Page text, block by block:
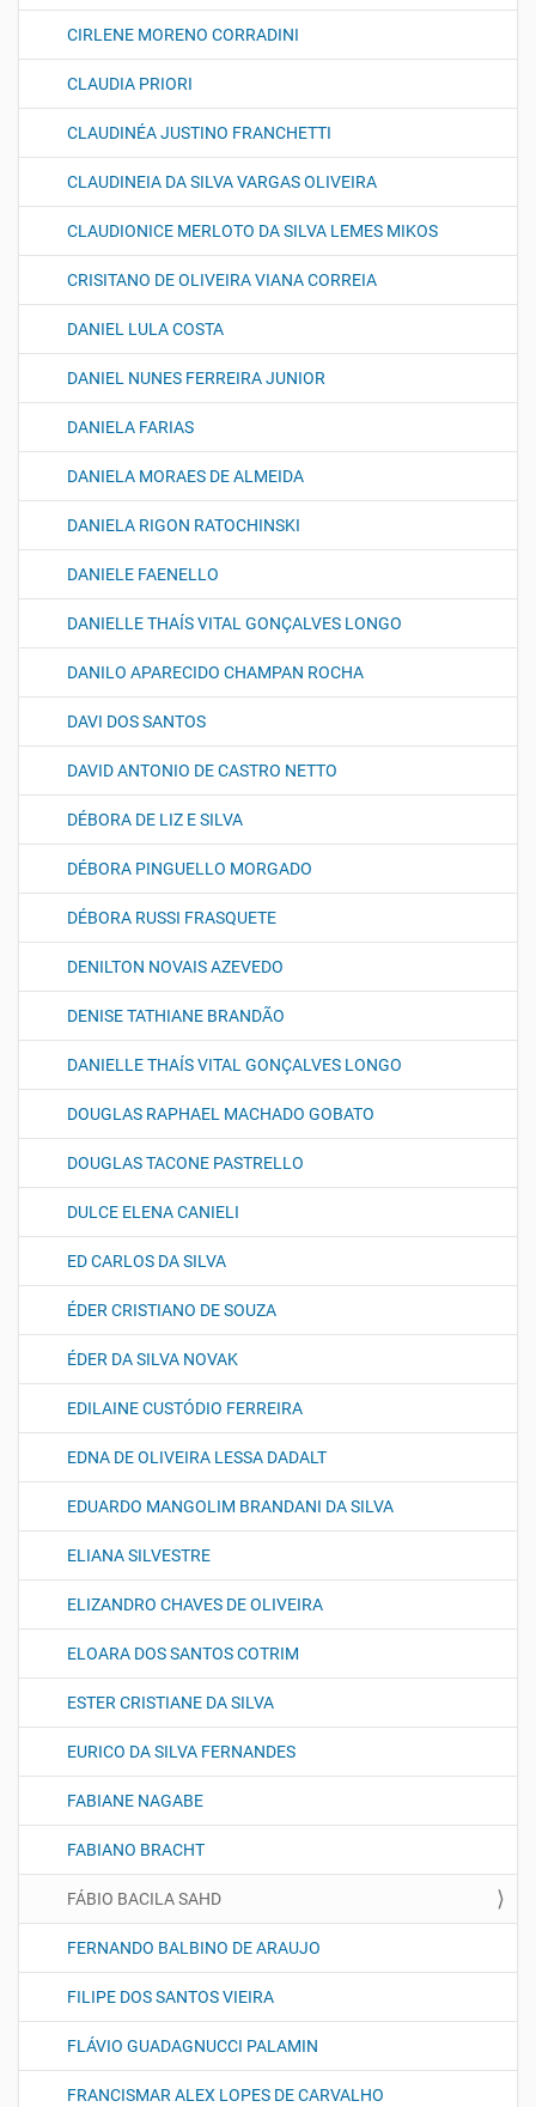
CIRLENE MORENO CORRADINI
CLAUDIA PRIORI
CLAUDINÉA JUSTINO FRANCHETTI
CLAUDINEIA DA SILVA VARGAS OLIVEIRA
CLAUDIONICE MERLOTO DA SILVA LEMES MIKOS
CRISITANO DE OLIVEIRA VIANA CORREIA
DANIEL LULA COSTA
DANIEL NUNES FERREIRA JUNIOR
DANIELA FARIAS
DANIELA MORAES DE ALMEIDA
DANIELA RIGON RATOCHINSKI
DANIELE FAENELLO
DANIELLE THAÍS VITAL GONÇALVES LONGO
DANILO APARECIDO CHAMPAN ROCHA
DAVI DOS SANTOS
DAVID ANTONIO DE CASTRO NETTO
DÉBORA DE LIZ E SILVA
DÉBORA PINGUELLO MORGADO
DÉBORA RUSSI FRASQUETE
DENILTON NOVAIS AZEVEDO
DENISE TATHIANE BRANDÃO
DANIELLE THAÍS VITAL GONÇALVES LONGO
DOUGLAS RAPHAEL MACHADO GOBATO
DOUGLAS TACONE PASTRELLO
DULCE ELENA CANIELI
ED CARLOS DA SILVA
ÉDER CRISTIANO DE SOUZA
ÉDER DA SILVA NOVAK
EDILAINE CUSTÓDIO FERREIRA
EDNA DE OLIVEIRA LESSA DADALT
EDUARDO MANGOLIM BRANDANI DA SILVA
ELIANA SILVESTRE
ELIZANDRO CHAVES DE OLIVEIRA
ELOARA DOS SANTOS COTRIM
ESTER CRISTIANE DA SILVA
EURICO DA SILVA FERNANDES
FABIANE NAGABE
FABIANO BRACHT
FÁBIO BACILA SAHD
FERNANDO BALBINO DE ARAUJO
FILIPE DOS SANTOS VIEIRA
FLÁVIO GUADAGNUCCI PALAMIN
FRANCISMAR ALEX LOPES DE CARVALHO